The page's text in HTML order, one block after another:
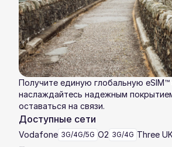
Получите единую глобальную
наслаждайтесь надежным
оставаться на связи.
Доступные сети
Vodafone 3G/4G/5G O2 3G/4G Three